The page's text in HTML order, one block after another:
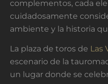
complementos, cada
cuidadosamente
ambiente y la historia
La plaza de toros de Las
escenario de la
un lugar donde se